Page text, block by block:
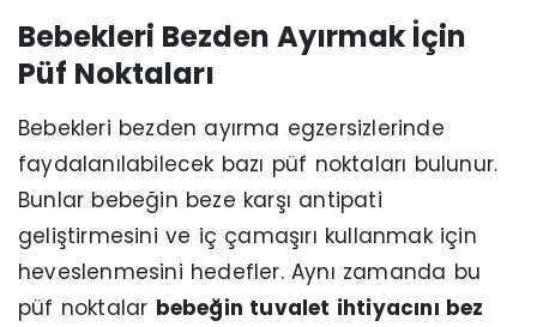
Bebekleri Bezden Ayırmak İçin
Püf Noktaları
Bebekleri bezden ayırma egzersizlerinde
faydalanılabilecek bazı püf noktaları bulunur.
Bunlar bebeğin beze karşı antipati
geliştirmesini ve iç çamaşırı kullanmak için
heveslenmesini hedefler. Aynı zamanda bu
püf noktalar bebeğin tuvalet ihtiyacını bez